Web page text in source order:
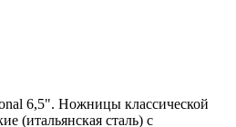
6,5". Ножницы классической
(итальянская сталь) с